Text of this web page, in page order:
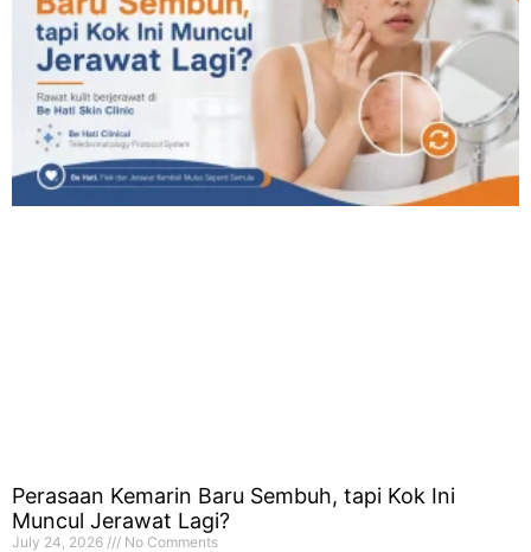
Perasaan Kemarin Baru Sembuh, tapi Kok Ini
Muncul Jerawat Lagi?
July 24, 2026 No Comments